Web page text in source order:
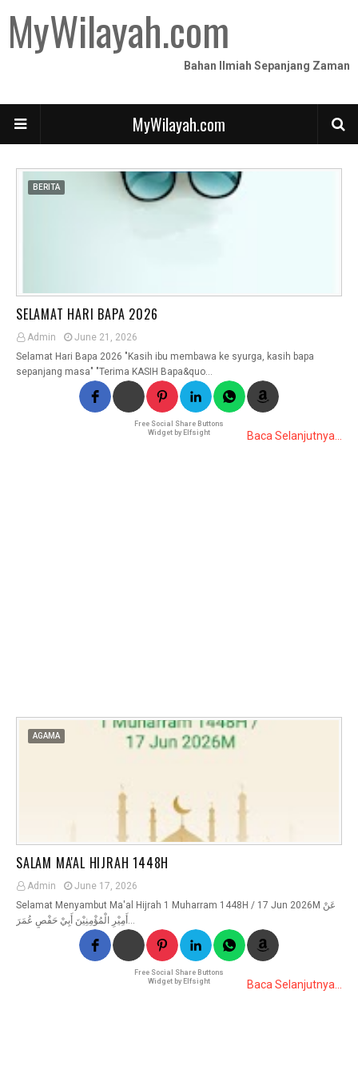
MyWilayah.com
Bahan Ilmiah Sepanjang Zaman
MyWilayah.com
BERITA
SELAMAT HARI BAPA 2026
Admin
June 21, 2026
Selamat Hari Bapa 2026 "Kasih ibu membawa ke syurga, kasih bapa
sepanjang masa" "Terima KASIH Bapa&quo…
Free Social Share Buttons
Widget by Elfsight
Baca Selanjutnya...
AGAMA
SALAM MA'AL HIJRAH 1448H
Admin
June 17, 2026
Selamat Menyambut Ma'al Hijrah 1 Muharram 1448H / 17 Jun 2026M عَنْ
أَمِيْرِ الْمُؤْمِنِيْنَ أَبِيْ حَفْصٍ عُمَرَ…
Free Social Share Buttons
Widget by Elfsight
Baca Selanjutnya...